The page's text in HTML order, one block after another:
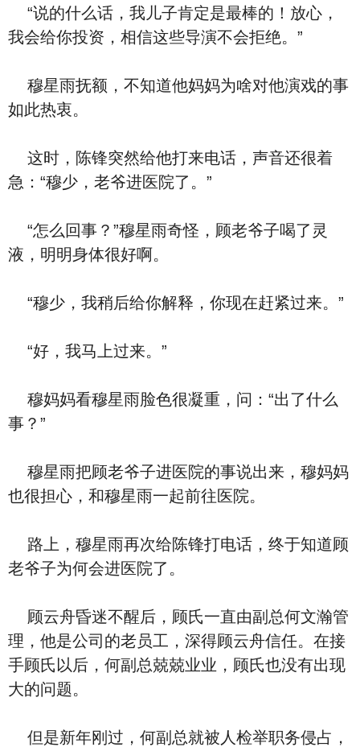
“说的什么话，我儿子肯定是最棒的！放心，
我会给你投资，相信这些导演不会拒绝。”
穆星雨抚额，不知道他妈妈为啥对他演戏的事
如此热衷。
这时，陈锋突然给他打来电话，声音还很着
急：“穆少，老爷进医院了。”
“怎么回事？”穆星雨奇怪，顾老爷子喝了灵
液，明明身体很好啊。
“穆少，我稍后给你解释，你现在赶紧过来。”
“好，我马上过来。”
穆妈妈看穆星雨脸色很凝重，问：“出了什么
事？”
穆星雨把顾老爷子进医院的事说出来，穆妈妈
也很担心，和穆星雨一起前往医院。
路上，穆星雨再次给陈锋打电话，终于知道顾
老爷子为何会进医院了。
顾云舟昏迷不醒后，顾氏一直由副总何文瀚管
理，他是公司的老员工，深得顾云舟信任。在接
手顾氏以后，何副总兢兢业业，顾氏也没有出现
大的问题。
但是新年刚过，何副总就被人检举职务侵占，